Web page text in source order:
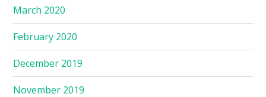
March 2020
February 2020
December 2019
November 2019